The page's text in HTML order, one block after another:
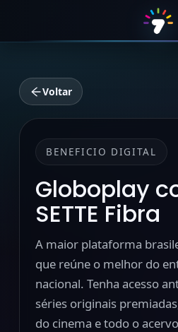
Voltar
BENEFICIO DIGITAL
Globoplay
SETTE Fibra
A maior plataforma
que reúne o melhor do
nacional. Tenha acesso
séries originais
do cinema e todo o